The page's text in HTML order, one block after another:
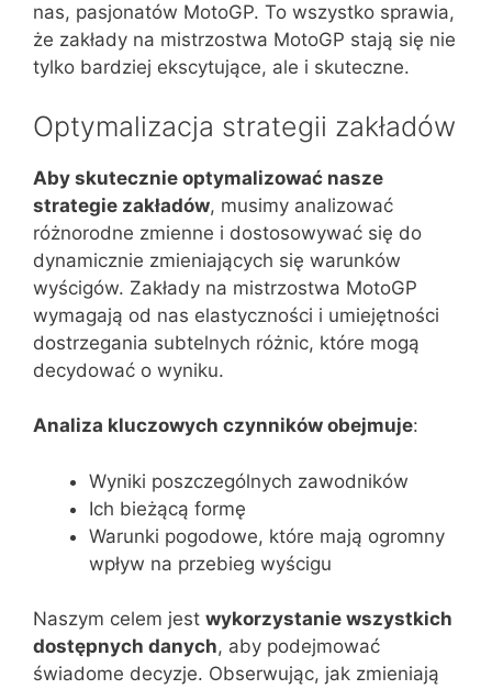
nas, pasjonatów MotoGP. To wszystko sprawia,
że zakłady na mistrzostwa MotoGP stają się nie
tylko bardziej ekscytujące, ale i skuteczne.
Optymalizacja strategii zakładów
Aby skutecznie optymalizować nasze
strategie zakładów, musimy analizować
różnorodne zmienne i dostosowywać się do
dynamicznie zmieniających się warunków
wyścigów. Zakłady na mistrzostwa MotoGP
wymagają od nas elastyczności i umiejętności
dostrzegania subtelnych różnic, które mogą
decydować o wyniku.
Analiza kluczowych czynników obejmuje:
Wyniki poszczególnych zawodników
Ich bieżącą formę
Warunki pogodowe, które mają ogromny
wpływ na przebieg wyścigu
Naszym celem jest wykorzystanie wszystkich
dostępnych danych, aby podejmować
świadome decyzje. Obserwując, jak zmieniają